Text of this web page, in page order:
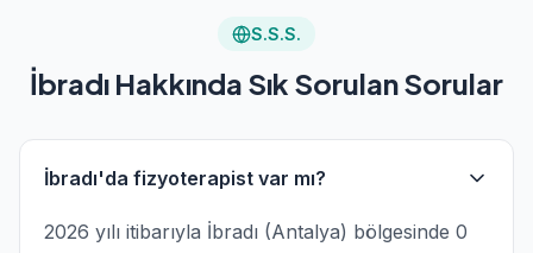
S.S.S.
İbradı Hakkında Sık Sorulan Sorular
İbradı'da fizyoterapist var mı?
2026 yılı itibarıyla İbradı (Antalya) bölgesinde 0